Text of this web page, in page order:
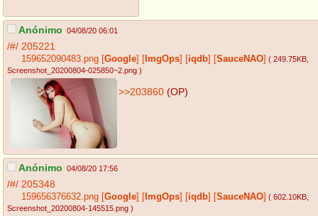
Anónimo 04/08/20 06:01
/#/ 205221
159652090483.png [Google] [ ImgOps] [iqdb] [SauceNAO] ( 249.75KB
Screenshot_20200804-025850~2.png )
>>203860 (OP)
Anónimo 04/08/20 17:56
/#/ 205348
159656376632.png [Google] [ ImgOps] [iqdb] [SauceNAO] ( 602.10KB
Screenshot_20200804-145515.png )